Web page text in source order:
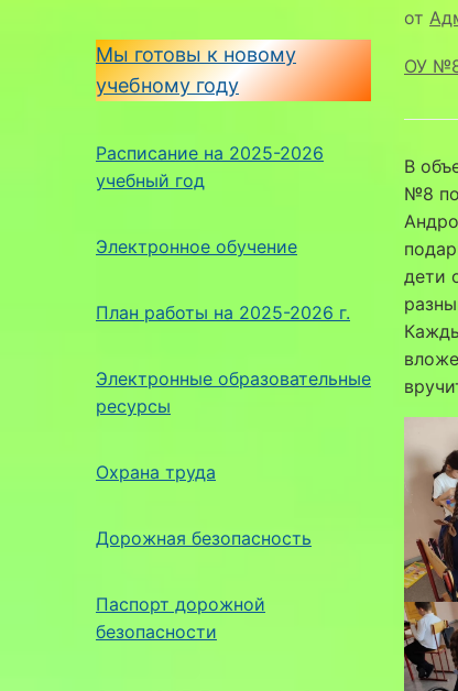
Мы готовы к новому
учебному году
Расписание на 2025-2026
учебный год
Электронное обучение
План работы на 2025-2026 г.
Электронные образовательные
ресурсы
Охрана труда
Дорожная безопасность
Паспорт дорожной
безопасности
от
ОУ
В
№8
дети